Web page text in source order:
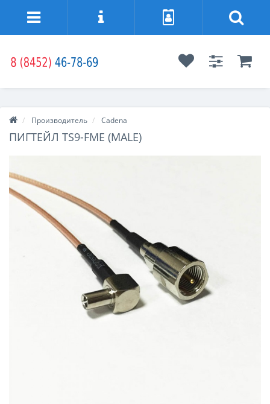
Производитель Cadena
ПИГТЕЙЛ TS9-FME (MALE)